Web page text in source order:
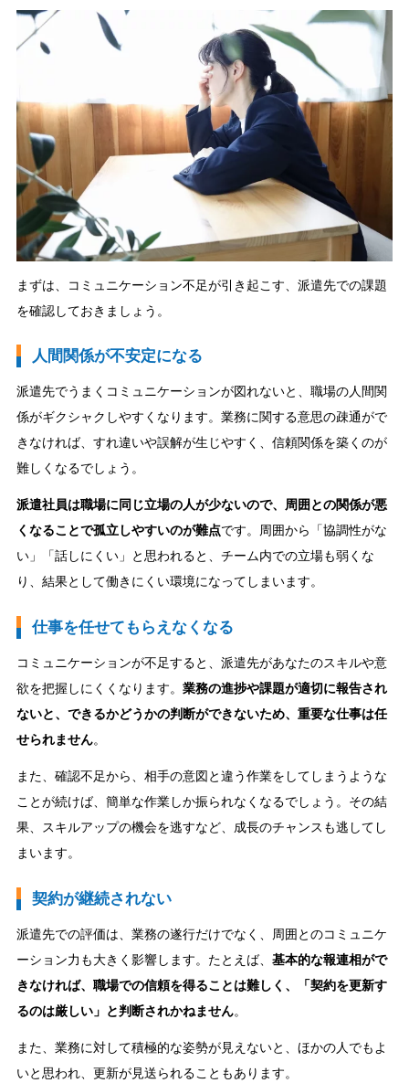
まずは、コミュニケーション不足が引き起こす、派遣先での課題
を確認しておきましょう。
人間関係が不安定になる
派遣先でうまくコミュニケーションが図れないと、職場の人間関
係がギクシャクしやすくなります。業務に関する意思の疎通がで
きなければ、すれ違いや誤解が生じやすく、信頼関係を築くのが
難しくなるでしょう。
派遣社員は職場に同じ立場の人が少ないので、周囲との関係が悪
くなることで孤立しやすいのが難点です。周囲から「協調性がな
い」「話しにくい」と思われると、チーム内での立場も弱くな
り、結果として働きにくい環境になってしまいます。
仕事を任せてもらえなくなる
コミュニケーションが不足すると、派遣先があなたのスキルや意
欲を把握しにくくなります。 業務の進捗や課題が適切に報告され
ないと、できるかどうかの判断ができないため、重要な仕事は任
せられません。
また、確認不足から、相手の意図と違う作業をしてしまうような
ことが続けば、簡単な作業しか振られなくなるでしょう。その結
果、スキルアップの機会を逃すなど、成長のチャンスも逃してし
まいます。
契約が継続されない
派遣先での評価は、業務の遂行だけでなく、周囲とのコミュニケ
ーション力も大きく影響します。たとえば、 基本的な報連相がで
きなければ、職場での信頼を得ることは難しく、「契約を更新す
るのは厳しい」と判断されかねません。
また、業務に対して積極的な姿勢が見えないと、ほかの人でもよ
いと思われ、更新が見送られることもあります。